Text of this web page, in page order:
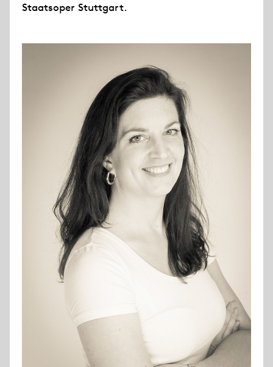
Staatsoper Stuttgart.